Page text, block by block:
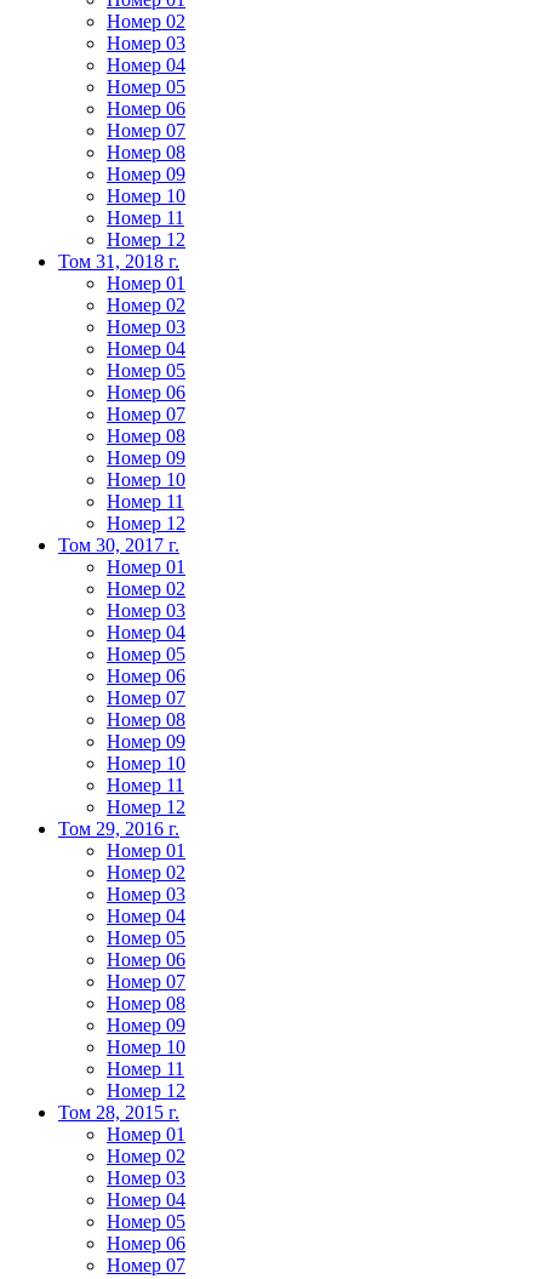
Номер 02
Номер 03
Номер 04
Номер 05
Номер 06
Номер 07
Номер 08
Номер 09
Номер 10
Номер 11
Номер 12
Том 31, 2018 г.
Номер 01
Номер 02
Номер 03
Номер 04
Номер 05
Номер 06
Номер 07
Номер 08
Номер 09
Номер 10
Номер 11
Номер 12
Том 30, 2017 г.
Номер 01
Номер 02
Номер 03
Номер 04
Номер 05
Номер 06
Номер 07
Номер 08
Номер 09
Номер 10
Номер 11
Номер 12
Том 29, 2016 г.
Номер 01
Номер 02
Номер 03
Номер 04
Номер 05
Номер 06
Номер 07
Номер 08
Номер 09
Номер 10
Номер 11
Номер 12
Том 28, 2015 г.
Номер 01
Номер 02
Номер 03
Номер 04
Номер 05
Номер 06
Номер 07